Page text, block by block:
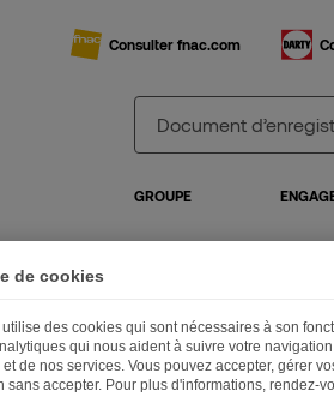
Consulter fnac.com
GROUPE
rendu de l’Assemblée Générale du 24 mai
de cookies
utilise des cookies qui sont nécessaires à son
qui nous aident à suivre votre
de nos services. Vous pouvez accepter, gérer
sans accepter. Pour plus d'informations, rendez-